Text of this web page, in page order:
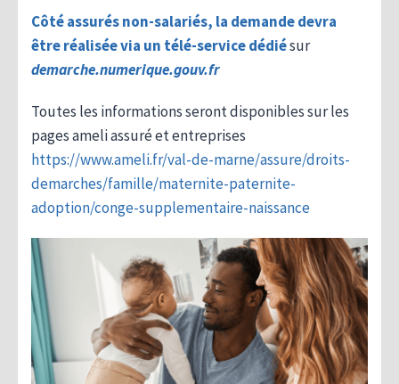
Côté assurés non-salariés, la demande devra
être réalisée via un télé-service dédiésur
demarche.numerique.gouv.fr
Toutes les informations seront disponibles sur les
pages ameli assuré et entreprises
https://www.ameli.fr/val-de-marne/assure/droits-
demarches/famille/maternite-paternite-
adoption/conge-supplementaire-naissance